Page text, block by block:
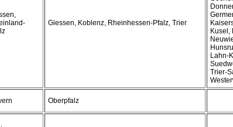
Giessen, Koblenz, Rheinhessen-Pfalz, Trier
Kusel,
Lahn-
Trier-
Oberpfalz